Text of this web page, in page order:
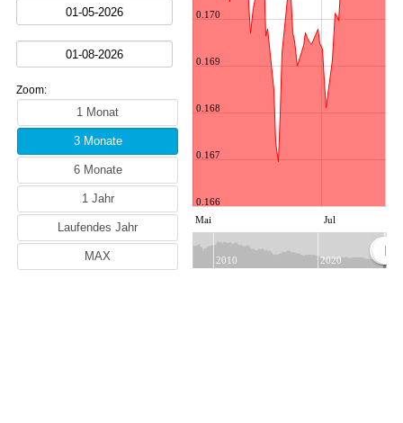
KRW (Südkoreanischer Won)
MXN (Mexikanischer Peso)
SGD (Singapur-Dollar)
SEK (Schwedische Krone)
NZD (Neuseeland-Dollar)
ZAR (Südafrikanischer Rand)
TRY (Türkische Lira)
PLN (Polnischer Złoty)
MYR (Malaysischer Ringgit)
NOK (Norwegische Krone)
Zoom:
Mai Jul
0.166
0.167
0.168
0.169
0.170
2010 2020